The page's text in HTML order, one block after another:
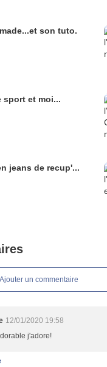
son tuto.
sport et moi...
jeans de recup'...
Ajouter un commentaire
12/01/2020 19:58
j'adore!